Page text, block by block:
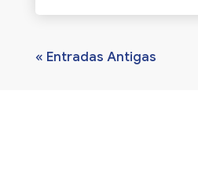
« Entradas Antigas